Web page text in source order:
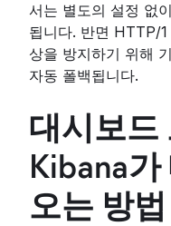
서는 별도의 설정 없
됩니다. 반면 HTTP/
상을 방지하기 위해
자동 폴백됩니다.
대시보드
Kibana
오는 방법